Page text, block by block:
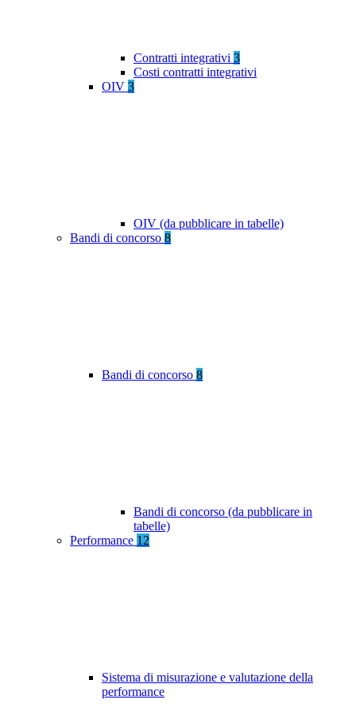
Contratti integrativi 3
Costi contratti integrativi
OIV 3
OIV (da pubblicare in tabelle)
Bandi di concorso 8
Bandi di concorso 8
Bandi di concorso (da pubblicare in
tabelle)
Performance 12
Sistema di misurazione e valutazione della
performance